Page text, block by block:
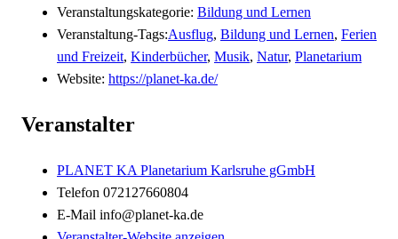
Veranstaltungskategorie: Bildung und Lernen
Veranstaltung-Tags:Ausflug, Bildung und Lernen, Ferien
und Freizeit, Kinderbücher, Musik, Natur, Planetarium
Website: https://planet-ka.de/
Veranstalter
PLANET KA Planetarium Karlsruhe gGmbH
Telefon 072127660804
E-Mail info@planet-ka.de